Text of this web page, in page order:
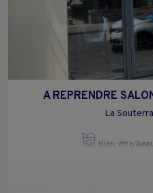
A REPRENDRE
La
Bien-être/